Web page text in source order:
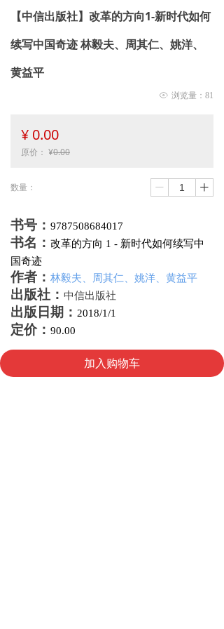
【中信出版社】改革的方向1-新时代如何
续写中国奇迹 林毅夫、周其仁、姚洋、
黄益平
ꁖ 浏览量： 81
书号： 9787508684017
书名 ： 改革的方向 1 - 新时代如何续写中
国奇迹
作者 ： 林毅夫、周其仁、姚洋、黄益平
出版社： 中信出版社
出版日期 ： 2018/1/1
定价： 90.00
¥ 0.00
原价： ¥0.00
加入购物车
数量： ꄷ ꄸ
낙
购物车